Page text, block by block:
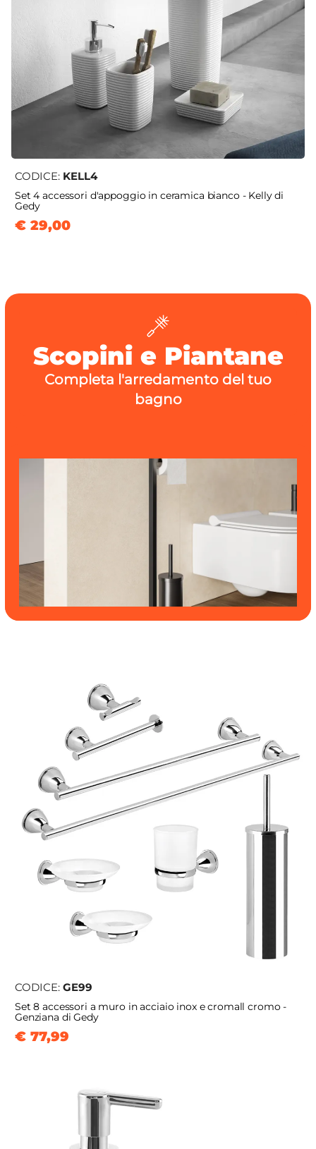
CODICE: KELL4
Set 4 accessori d'appoggio in ceramica bianco - Kelly di
Gedy
€ 29,00
Scopini e Piantane
Completa l'arredamento del tuo
bagno
CODICE: GE99
Set 8 accessori a muro in acciaio inox e cromall cromo -
Genziana di Gedy
€ 77,99